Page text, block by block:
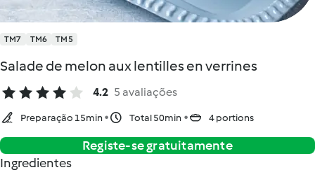
TM7 TM6 TM5
Salade de melon aux lentilles en verrines
4.2 5 avaliações
Preparação 15min Total 50min 4 portions
Registe-se gratuitamente
Ingredientes